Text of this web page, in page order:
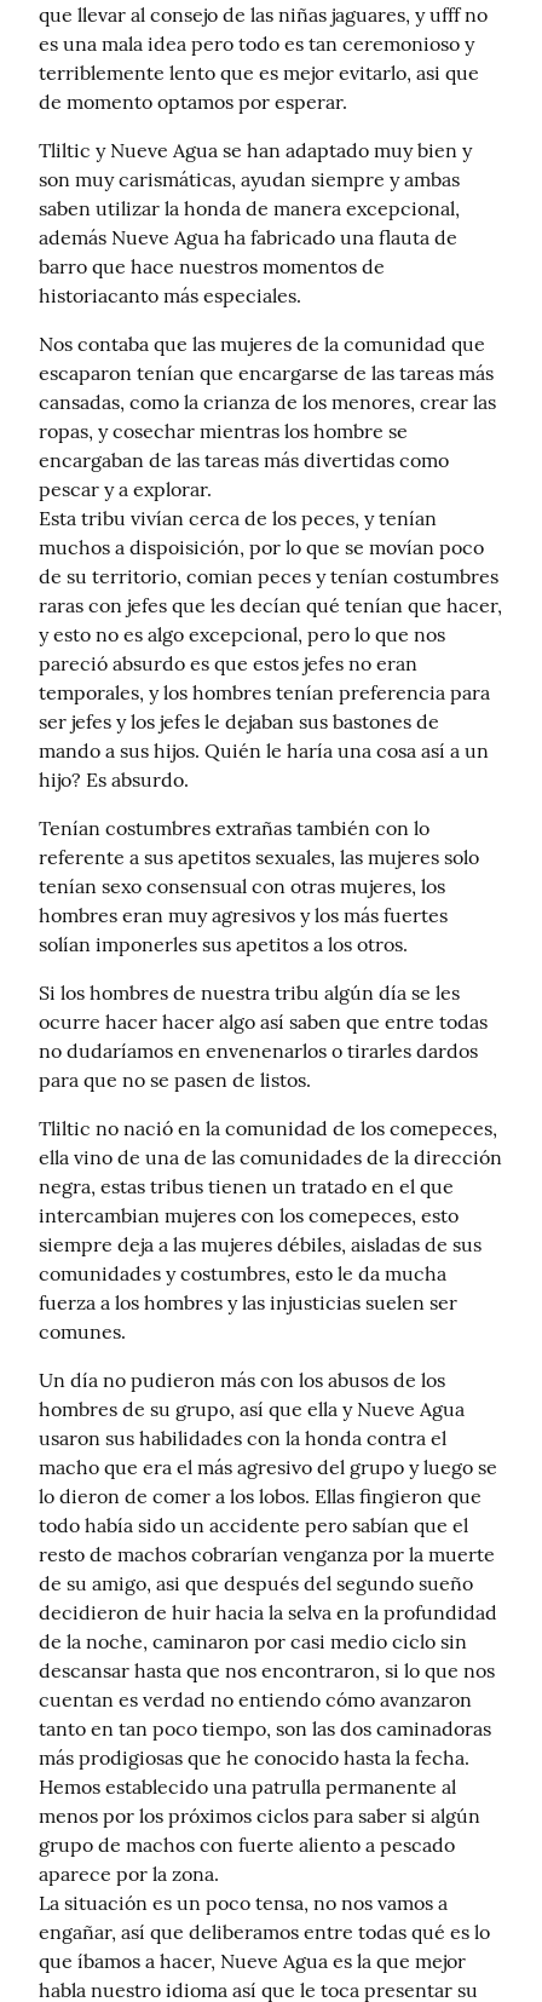
que llevar al consejo de las niñas jaguares, y ufff no
es una mala idea pero todo es tan ceremonioso y
terriblemente lento que es mejor evitarlo, asi que
de momento optamos por esperar.
Tliltic y Nueve Agua se han adaptado muy bien y
son muy carismáticas, ayudan siempre y ambas
saben utilizar la honda de manera excepcional,
además Nueve Agua ha fabricado una flauta de
barro que hace nuestros momentos de
historiacanto más especiales.
Nos contaba que las mujeres de la comunidad que
escaparon tenían que encargarse de las tareas más
cansadas, como la crianza de los menores, crear las
ropas, y cosechar mientras los hombre se
encargaban de las tareas más divertidas como
pescar y a explorar.
Esta tribu vivían cerca de los peces, y tenían
muchos a dispoisición, por lo que se movían poco
de su territorio, comian peces y tenían costumbres
raras con jefes que les decían qué tenían que hacer,
y esto no es algo excepcional, pero lo que nos
pareció absurdo es que estos jefes no eran
temporales, y los hombres tenían preferencia para
ser jefes y los jefes le dejaban sus bastones de
mando a sus hijos. Quién le haría una cosa así a un
hijo? Es absurdo.
Tenían costumbres extrañas también con lo
referente a sus apetitos sexuales, las mujeres solo
tenían sexo consensual con otras mujeres, los
hombres eran muy agresivos y los más fuertes
solían imponerles sus apetitos a los otros.
Si los hombres de nuestra tribu algún día se les
ocurre hacer hacer algo así saben que entre todas
no dudaríamos en envenenarlos o tirarles dardos
para que no se pasen de listos.
Tliltic no nació en la comunidad de los comepeces,
ella vino de una de las comunidades de la dirección
negra, estas tribus tienen un tratado en el que
intercambian mujeres con los comepeces, esto
siempre deja a las mujeres débiles, aisladas de sus
comunidades y costumbres, esto le da mucha
fuerza a los hombres y las injusticias suelen ser
comunes.
Un día no pudieron más con los abusos de los
hombres de su grupo, así que ella y Nueve Agua
usaron sus habilidades con la honda contra el
macho que era el más agresivo del grupo y luego se
lo dieron de comer a los lobos. Ellas fingieron que
todo había sido un accidente pero sabían que el
resto de machos cobrarían venganza por la muerte
de su amigo, asi que después del segundo sueño
decidieron de huir hacia la selva en la profundidad
de la noche, caminaron por casi medio ciclo sin
descansar hasta que nos encontraron, si lo que nos
cuentan es verdad no entiendo cómo avanzaron
tanto en tan poco tiempo, son las dos caminadoras
más prodigiosas que he conocido hasta la fecha.
Hemos establecido una patrulla permanente al
menos por los próximos ciclos para saber si algún
grupo de machos con fuerte aliento a pescado
aparece por la zona.
La situación es un poco tensa, no nos vamos a
engañar, así que deliberamos entre todas qué es lo
que íbamos a hacer, Nueve Agua es la que mejor
habla nuestro idioma así que le toca presentar su